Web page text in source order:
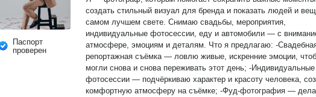
Паспорт
проверен
создать стильный визуал для бренда и показать людей и
самом лучшем свете. Снимаю свадьбы, мероприятия,
индивидуальные фотосессии, еду и автомобили — с
атмосфере, эмоциям и деталям. Что я предлагаю: -Свадебная и
репортажная съёмка — ловлю живые, искренние эмоции,
могли снова и снова переживать этот день; -Индивидуальные
фотосессии — подчёркиваю характер и красоту человека,
комфортную атмосферу на съёмке; -Фуд-фотография —